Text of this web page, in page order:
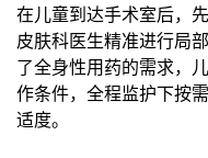
在儿童到达手术室后，
皮肤科医生精准进行局
了全身性用药的需求，
作条件，全程监护下按
适度。